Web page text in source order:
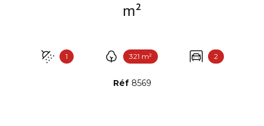
m²
1 321 m² 2
Réf 8569